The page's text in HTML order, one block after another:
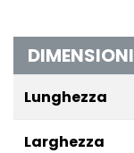
DIMENSIONI
Lunghezza
Larghezza